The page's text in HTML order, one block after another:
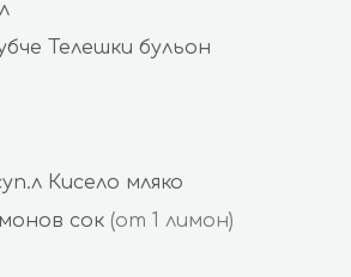
Телешки бульон
Кисело мляко
сок (от 1 лимон)